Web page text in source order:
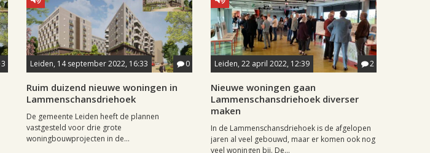
3 Leiden, 14 september 2022, 16:33 0
Ruim duizend nieuwe woningen in
Lammenschansdriehoek
De gemeente Leiden heeft de plannen
vastgesteld voor drie grote
woningbouwprojecten in de...
Leiden, 22 april 2022, 12:39 2
Nieuwe woningen gaan
Lammenschansdriehoek diverser
maken
In de Lammenschansdriehoek is de afgelopen
jaren al veel gebouwd, maar er komen ook nog
veel woningen bij. De...